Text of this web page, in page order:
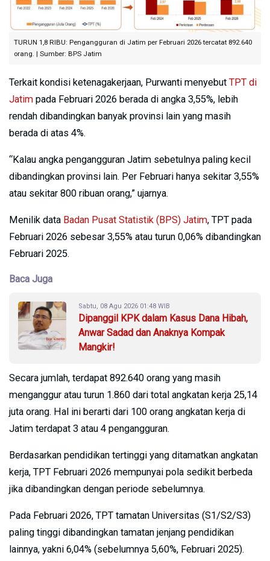
TURUN 1,8 RIBU: Pengangguran di Jatim per Februari 2026 tercatat 892.640
orang. | Sumber: BPS Jatim
Terkait kondisi ketenagakerjaan, Purwanti menyebut TPT di
Jatim pada Februari 2026 berada di angka 3,55%, lebih
rendah dibandingkan banyak provinsi lain yang masih
berada di atas 4%.
“Kalau angka pengangguran Jatim sebetulnya paling kecil
dibandingkan provinsi lain. Per Februari hanya sekitar 3,55%
atau sekitar 800 ribuan orang,” ujarnya.
Menilik data Badan Pusat Statistik (BPS) Jatim, TPT pada
Februari 2026 sebesar 3,55% atau turun 0,06% dibandingkan
Februari 2025.
Baca Juga
Sabtu, 08 Agu 2026 01:48 WIB
Dipanggil KPK dalam Kasus Dana Hibah,
Anwar Sadad dan Anaknya Kompak
Mangkir!
Secara jumlah, terdapat 892.640 orang yang masih
menganggur atau turun 1.860 dari total angkatan kerja 25,14
juta orang. Hal ini berarti dari 100 orang angkatan kerja di
Jatim terdapat 3 atau 4 pengangguran.
Berdasarkan pendidikan tertinggi yang ditamatkan angkatan
kerja, TPT Februari 2026 mempunyai pola sedikit berbeda
jika dibandingkan dengan periode sebelumnya.
Pada Februari 2026, TPT tamatan Universitas (S1/S2/S3)
paling tinggi dibandingkan tamatan jenjang pendidikan
lainnya, yakni 6,04% (sebelumnya 5,60%, Februari 2025).